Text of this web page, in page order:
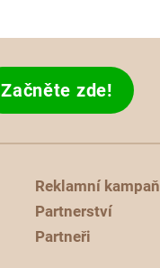
Začněte zde!
Reklamní kampaň
Partnerství
Partneři